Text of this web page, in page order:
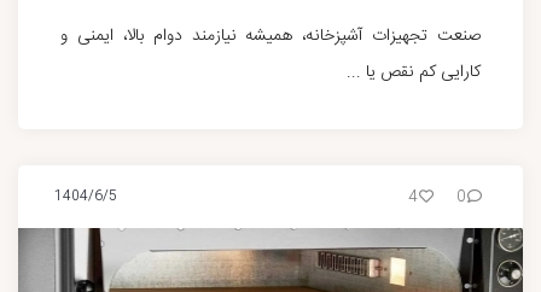
صنعت تجهیزات آشپزخانه، همیشه نیازمند دوام بالا، ایمنی و
کارایی کم نقص یا ...
1404/6/5 4 0